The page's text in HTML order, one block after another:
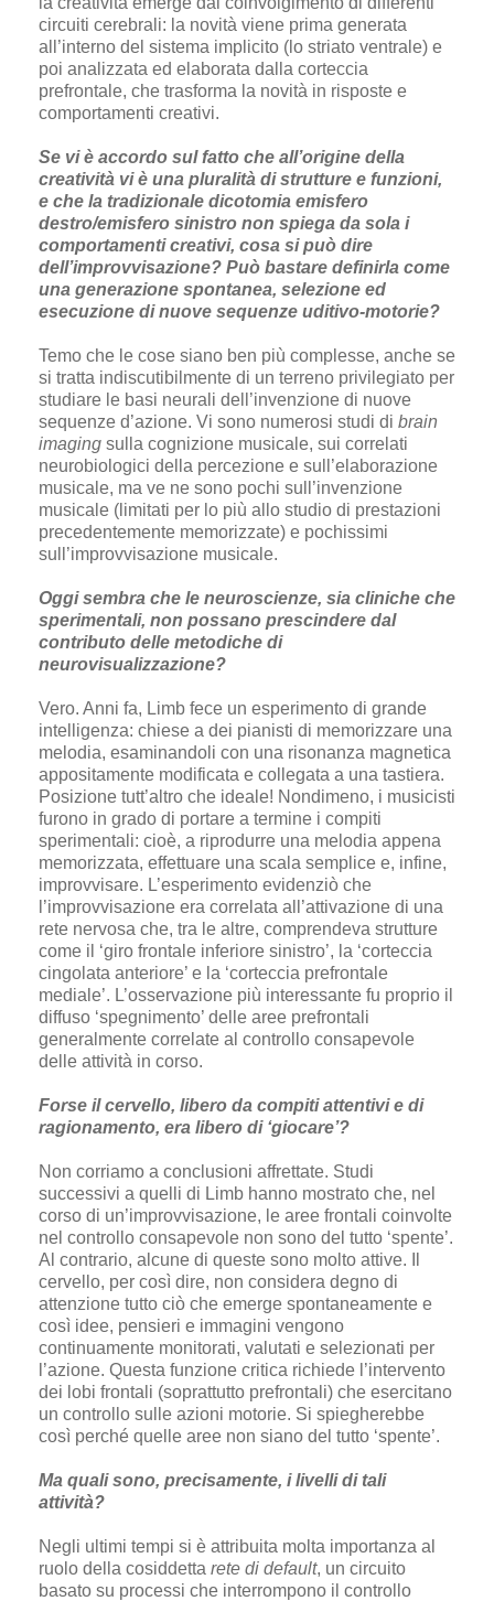
circuiti cerebrali: la novità viene prima generata
all’interno del sistema implicito (lo striato ventrale) e
poi analizzata ed elaborata dalla corteccia
prefrontale, che trasforma la novità in risposte e
comportamenti creativi.
Se vi è accordo sul fatto che all’origine della
creatività vi è una pluralità di strutture e funzioni,
e che la tradizionale dicotomia emisfero
destro/emisfero sinistro non spiega da sola i
comportamenti creativi, cosa si può dire
dell’improvvisazione? Può bastare definirla come
una generazione spontanea, selezione ed
esecuzione di nuove sequenze uditivo-motorie?
Temo che le cose siano ben più complesse, anche se
si tratta indiscutibilmente di un terreno privilegiato per
studiare le basi neurali dell’invenzione di nuove
sequenze d’azione. Vi sono numerosi studi di brain
imaging sulla cognizione musicale, sui correlati
neurobiologici della percezione e sull’elaborazione
musicale, ma ve ne sono pochi sull’invenzione
musicale (limitati per lo più allo studio di prestazioni
precedentemente memorizzate) e pochissimi
sull’improvvisazione musicale.
Oggi sembra che le neuroscienze, sia cliniche che
sperimentali, non possano prescindere dal
contributo delle metodiche di
neurovisualizzazione?
Vero. Anni fa, Limb fece un esperimento di grande
intelligenza: chiese a dei pianisti di memorizzare una
melodia, esaminandoli con una risonanza magnetica
appositamente modificata e collegata a una tastiera.
Posizione tutt’altro che ideale! Nondimeno, i musicisti
furono in grado di portare a termine i compiti
sperimentali: cioè, a riprodurre una melodia appena
memorizzata, effettuare una scala semplice e, infine,
improvvisare. L’esperimento evidenziò che
l’improvvisazione era correlata all’attivazione di una
rete nervosa che, tra le altre, comprendeva strutture
come il ‘giro frontale inferiore sinistro’, la ‘corteccia
cingolata anteriore’ e la ‘corteccia prefrontale
mediale’. L’osservazione più interessante fu proprio il
diffuso ‘spegnimento’ delle aree prefrontali
generalmente correlate al controllo consapevole
delle attività in corso.
Forse il cervello, libero da compiti attentivi e di
ragionamento, era libero di ‘giocare’?
Non corriamo a conclusioni affrettate. Studi
successivi a quelli di Limb hanno mostrato che, nel
corso di un’improvvisazione, le aree frontali coinvolte
nel controllo consapevole non sono del tutto ‘spente’.
Al contrario, alcune di queste sono molto attive. Il
cervello, per così dire, non considera degno di
attenzione tutto ciò che emerge spontaneamente e
così idee, pensieri e immagini vengono
continuamente monitorati, valutati e selezionati per
l’azione. Questa funzione critica richiede l’intervento
dei lobi frontali (soprattutto prefrontali) che esercitano
un controllo sulle azioni motorie. Si spiegherebbe
così perché quelle aree non siano del tutto ‘spente’.
Ma quali sono, precisamente, i livelli di tali
attività?
Negli ultimi tempi si è attribuita molta importanza al
ruolo della cosiddetta rete di default, un circuito
basato su processi che interrompono il controllo